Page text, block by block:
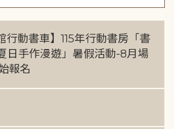
行動書車】115年行動書房「書
日手作漫遊」暑假活動-8月場
報名